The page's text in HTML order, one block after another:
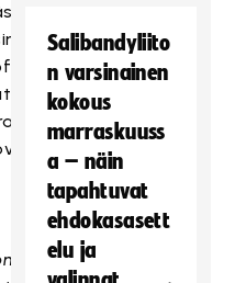
Salibandyliito
n varsinainen
kokous
marraskuuss
a – näin
tapahtuvat
ehdokasasett
elu ja